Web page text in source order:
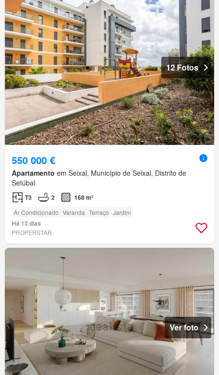
12 Fotos
550 000 €
Apartamento em Seixal, Município de Seixal, Distrito de
Setúbal
T3 2 168 m²
Ar Condicionado Varanda Terraço Jardim
Há 13 dias
PROPERSTAR
Ver foto